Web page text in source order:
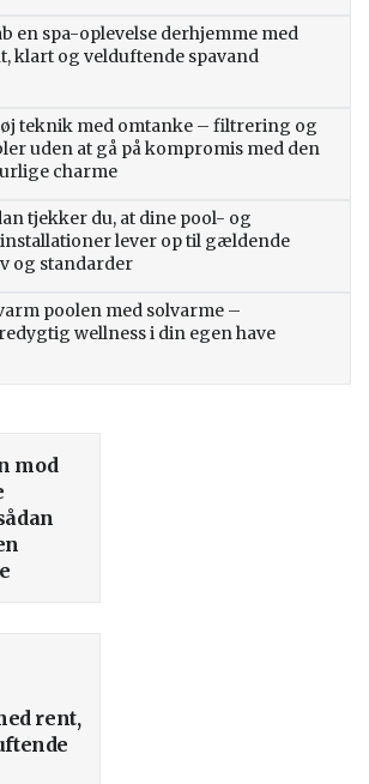
en spa-oplevelse derhjemme med
klart og velduftende spavand
teknik med omtanke – filtrering og
uden at gå på kompromis med den
charme
tjekker du, at dine pool- og
lever op til gældende
og standarder
poolen med solvarme –
wellness i din egen have
mod
rent,